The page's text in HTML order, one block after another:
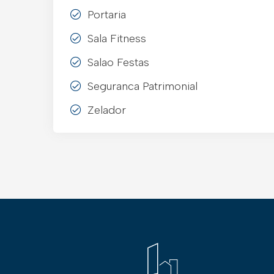
Portaria
Sala Fitness
Salao Festas
Seguranca Patrimonial
Zelador